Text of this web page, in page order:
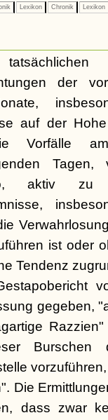
Lexikon Chronik Lexikon
der
auf der
Vorfälle
aktiv zu
ist oder
Tendenz
gegeben,
Burschen
Die
dass zwar